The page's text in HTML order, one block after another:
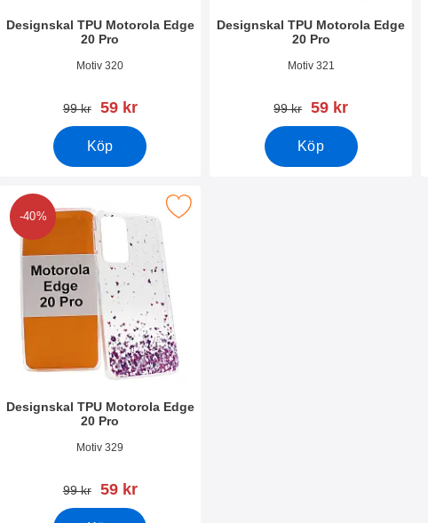
Designskal TPU Motorola Edge
20 Pro
Art. nr 42328Motiv 320
tidigare pris
99 kr rea pris
59 kr
Köp
Designskal TPU Motorola Edge
20 Pro
Art. nr 42327Motiv 321
tidigare pris
99 kr rea pris
59 kr
Köp
-40%
Designskal TPU Motorola Edge
20 Pro
Art. nr 42322Motiv 329
tidigare pris
99 kr rea pris
59 kr
Makera designskal TPU Motorola Edge 20 Pro som favorit